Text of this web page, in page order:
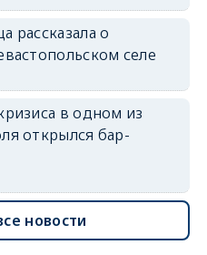
рассказала о
селе
в одном из
открылся бар-
новости